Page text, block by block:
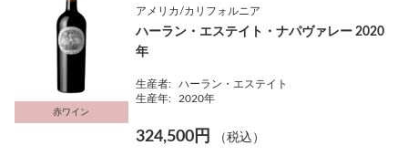
赤ワイン
アメリカ/カリフォルニア
ハーラン・エステイト・ナパヴァレー 2020
年
生産者:
ハーラン・エステイト
生産年:
2020年
324,500円 （税込）